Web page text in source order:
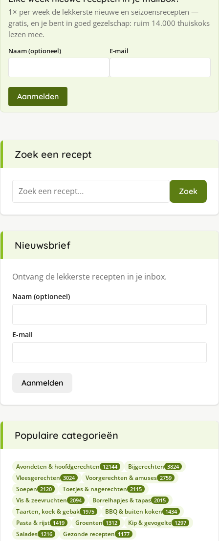
1× per week de lekkerste nieuwe en seizoensrecepten —
gratis, en je bent in goed gezelschap: ruim 14.000 thuiskoks
lezen mee.
Naam (optioneel) E-mail
Aanmelden
Zoek een recept
Zoeken
naar:
Zoek
Nieuwsbrief
Ontvang de lekkerste recepten in je inbox.
Naam (optioneel)
E-mail
Aanmelden
Populaire categorieën
Avondeten & hoofdgerechten 12144 Bijgerechten 3824
Vleesgerechten 3024 Voorgerechten & amuses 2759
Soepen 2120 Toetjes & nagerechten 2115
Vis & zeevruchten 2094 Borrelhapjes & tapas 2015
Taarten, koek & gebak 1975 BBQ & buiten koken 1434
Pasta & rijst 1419 Groenten 1312 Kip & gevogelte 1297
Salades 1216 Gezonde recepten 1177